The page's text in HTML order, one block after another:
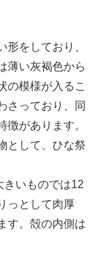
をしており、
薄い灰褐色から
の模様が入るこ
さっており、同
徴があります。
として、ひな祭
きいものでは12
っとして肉厚
す。殻の内側は